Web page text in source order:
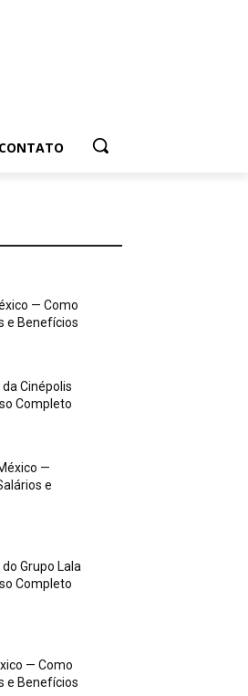
CONTATO
— Como
e Benefícios
Cinépolis
Completo
—
e
Grupo Lala
Completo
— Como
e Benefícios